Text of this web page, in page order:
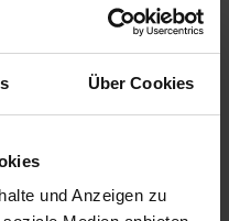
Über Cookies
und Anzeigen zu